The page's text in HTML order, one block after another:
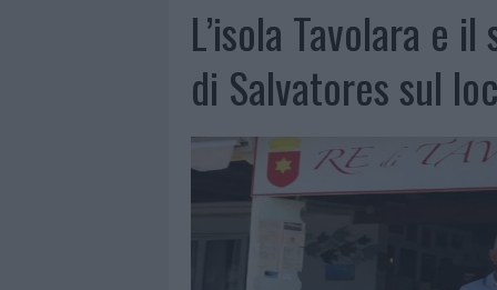
7 AGOSTO 2026
| CONTROLLI ALL’AEROPORTO DI
L’isola Tavolara e
di Salvatores sul